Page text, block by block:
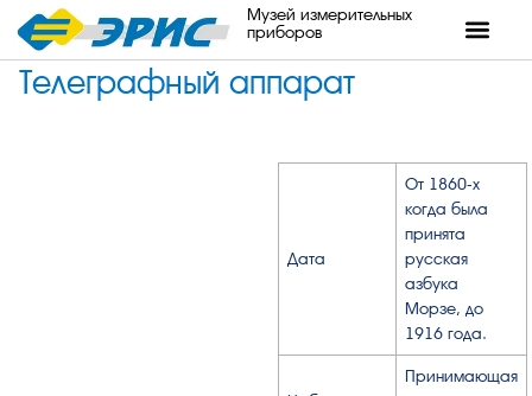
Музей измерительных
приборов
Телеграфный аппарат
Дата
От 1860-х
когда была
принята
русская
азбука
Морзе, до
1916 года.
Принимающая